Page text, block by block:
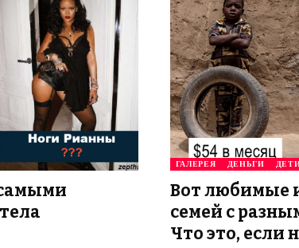
ГАЛЕРЕЯ ДЕНЬГИ
Вот любимые
семей с
Что это, если